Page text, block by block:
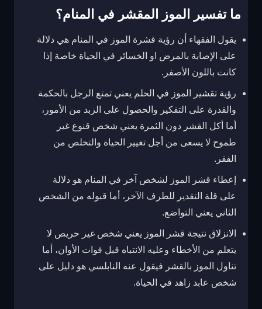
ما تفسير الموز المقشر في المنام؟
يقول الفقهاء أن رؤية قشرة الموز في المنام هي دلالة
على الإصابة بالمرض او الخسائر في الحياة خاصة إذا
كانت باللون الأصفر.
رؤية تقشير الموز في الحلم يعني تمتع الرجل بالحكمة
والقدرة على التفكير والحصول على الزبد من الأمور،
أما أكل القشر دون الثمرة يعني شخص قنوع غير
طموح لا يسعى من أجل تغيير الحياة والتخلص من
الفقر.
إعطاء قشر الموز لشخص آخر في المنام هو دلالة
على قلة التقدير للطرف الآخر، أما قبوله من الشخص
الثاني يعني التواضع.
الانزلاق نتيجة قشر الموز يعني شخص غير حريص لا
يتعلم من الأخطاء وعليه الانتباه قبل فوات الأوان، أما
تناول الموز بالقشر فيقول عنه النابلسي هو دليل على
شخص عابد زاهد في الحياة.